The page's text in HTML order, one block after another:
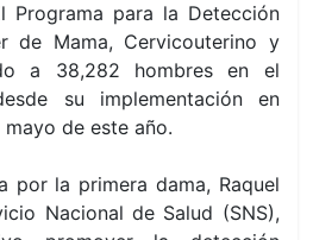
Programa para la Detección
de Mama, Cervicouterino y
a 38,282 hombres en el
su implementación en
de este año.
por la primera dama, Raquel
Nacional de Salud (SNS),